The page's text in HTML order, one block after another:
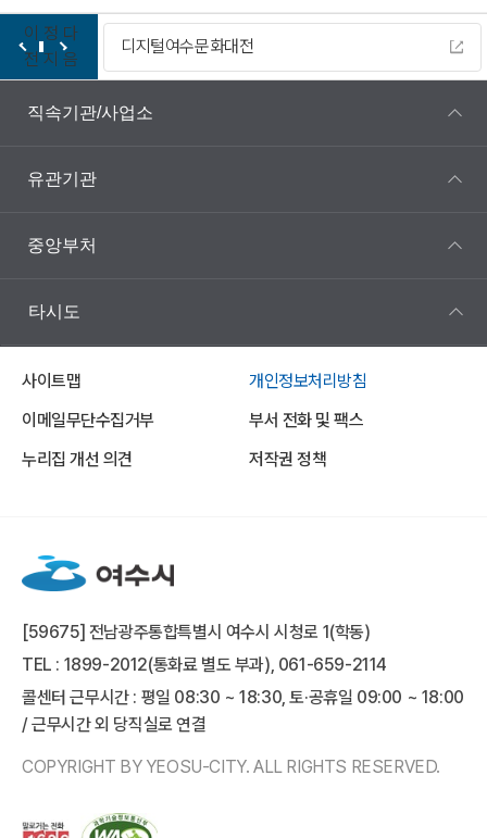
이
전
정
지
다
음
디지털여수문화대전
직속기관/사업소
유관기관
중앙부처
타시도
사이트맵
개인정보처리방침
이메일무단수집거부
부서 전화 및 팩스
누리집 개선 의견
저작권 정책
[59675] 전남광주통합특별시 여수시 시청로 1(학동)
TEL : 1899-2012(통화료 별도 부과), 061-659-2114
콜센터 근무시간 : 평일 08:30 ~ 18:30, 토·공휴일 09:00 ~ 18:00
/ 근무시간 외 당직실로 연결
COPYRIGHT BY YEOSU-CITY. ALL RIGHTS RESERVED.